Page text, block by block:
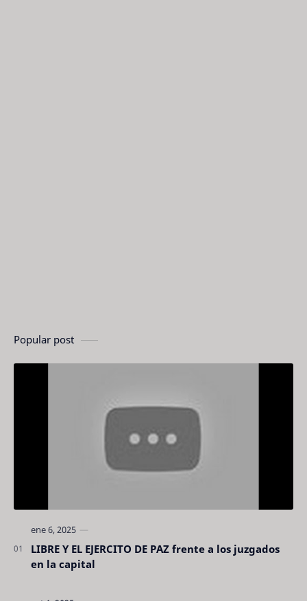
Popular post
LIBRE Y EL EJERCITO DE PAZ frente a los juzgados
en la capital